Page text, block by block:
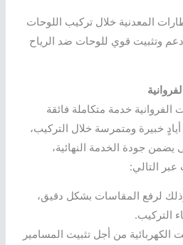
المعدنية خلال تركيب اللوحات
دعم وتثبيت قوي للوحات ضد الرياح
خدمة متكاملة فائقة
خبيرة ومتمرسة خلال التركيب،
جودة الخدمة النهائية،
التالي:
وذلك لرفع المقاسات بشكل دقيق،
التركيب.
الكهربائية من أجل تثبيت المسامير